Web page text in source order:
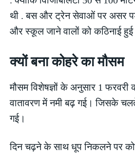
थी . बस और ट्रेन सेवाओं पर असर
और स्कूल जाने वालों को कठिनाई हुई
क्यों बना कोहरे का मौसम
मौसम विशेषज्ञों के अनुसार 1 फरवरी
वातावरण में नमी बढ़ गई। जिसके
गई।
दिन चढ़ने के साथ धूप निकलने पर